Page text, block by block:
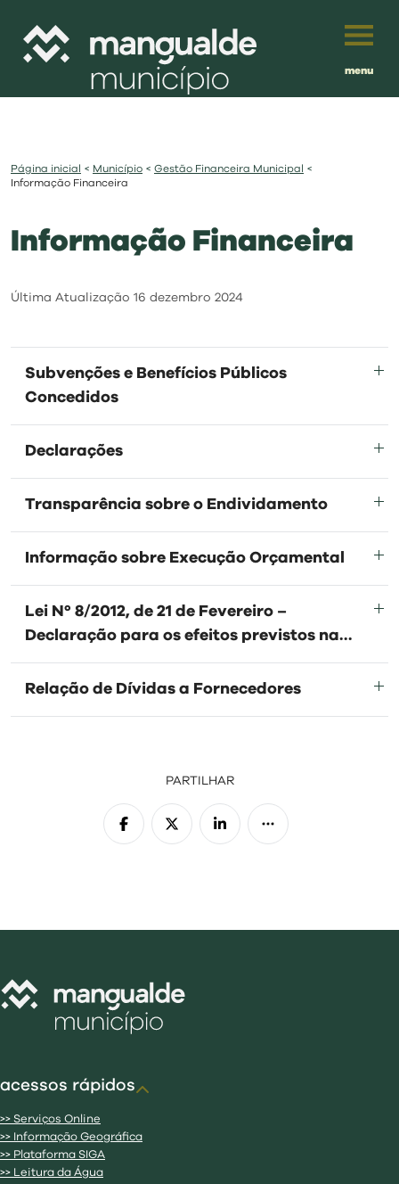
menu
município
viver
investir
balcão digital
visit
Português
Página inicial < Município < Gestão Financeira Municipal <
Informação Financeira
Informação Financeira
Última Atualização 16 dezembro 2024
Subvenções e Benefícios Públicos
Concedidos
Declarações
Transparência sobre o Endividamento
Informação sobre Execução Orçamental
Lei Nº 8/2012, de 21 de Fevereiro –
Declaração para os efeitos previstos na
alínea b) do nº1 do art.º 15º
Relação de Dívidas a Fornecedores
PARTILHAR
acessos rápidos
>> Serviços Online
>> Informação Geográfica
>> Plataforma SIGA
>> Leitura da Água